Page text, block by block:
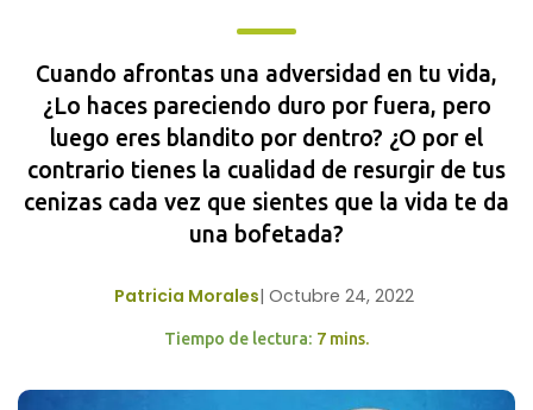
Cuando afrontas una adversidad en tu vida,
¿Lo haces pareciendo duro por fuera, pero
luego eres blandito por dentro? ¿O por el
contrario tienes la cualidad de resurgir de tus
cenizas cada vez que sientes que la vida te da
una bofetada?
Patricia Morales| Octubre 24, 2022
Tiempo de lectura: 7 mins.